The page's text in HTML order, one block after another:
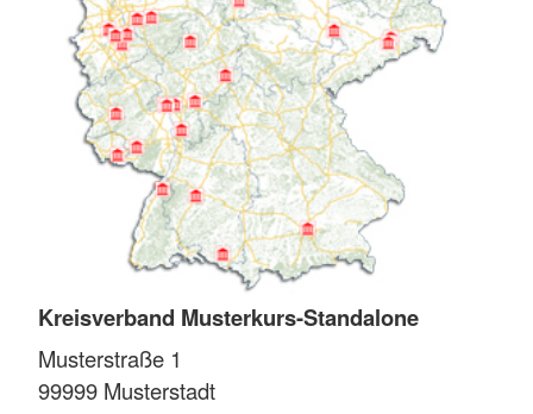
Kreisverband Musterkurs-Standalone
Musterstraße 1
99999 Musterstadt